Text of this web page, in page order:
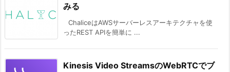
みる
ChaliceはAWSサーバーレスアーキテクチャを使
ったREST APIを簡単に ...
Kinesis Video StreamsのWebRTCでブ